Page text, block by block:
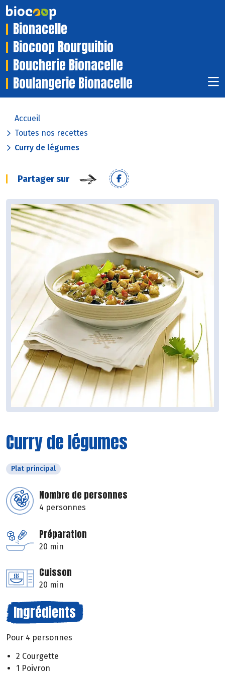
Bionacelle
Biocoop Bourguibio
Boucherie Bionacelle
Boulangerie Bionacelle
Accueil
Toutes nos recettes
Curry de légumes
Partager sur
Curry de légumes
Plat principal
Nombre de personnes
4 personnes
Préparation
20 min
Cuisson
20 min
Ingrédients
Pour 4 personnes
2 Courgette
1 Poivron